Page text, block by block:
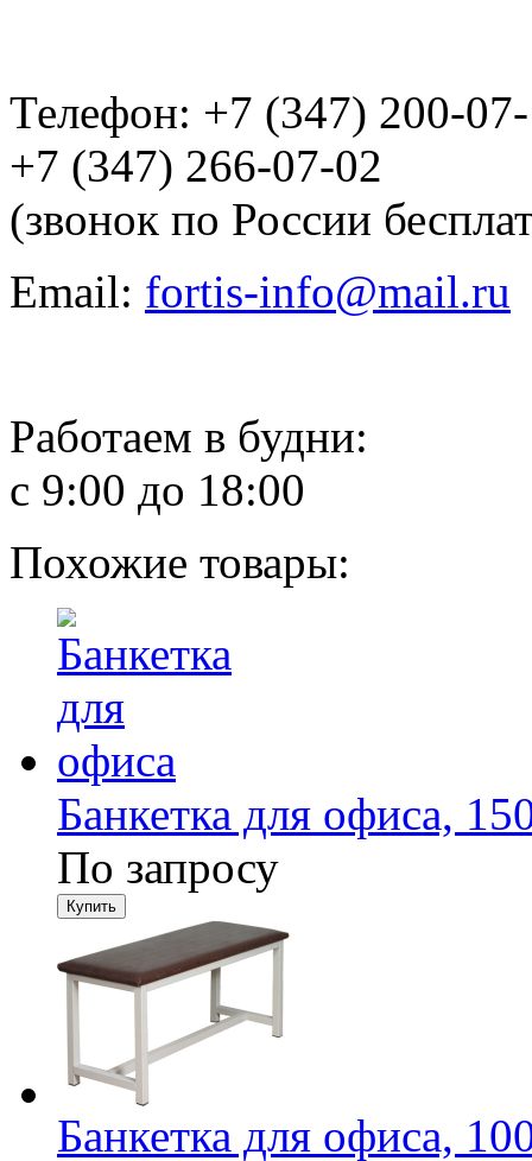
Телефон: +7 (347) 200-
+7 (347) 266-07-02
(звонок по России
Email: fortis-info@mail.ru
Работаем в будни:
с 9:00 до 18:00
Похожие товары:
Банкетка для офиса,
По запросу
Банкетка для офиса,